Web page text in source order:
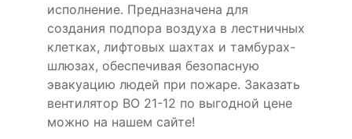
исполнение. Предназначена для
создания подпора воздуха в лестничных
клетках, лифтовых шахтах и тамбурах-
шлюзах, обеспечивая безопасную
эвакуацию людей при пожаре. Заказать
вентилятор ВО 21-12 по выгодной цене
можно на нашем сайте!